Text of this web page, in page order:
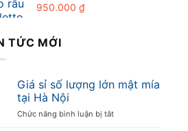
950.000 ₫
TỨC MỚI
Giá sỉ số lượng lớn mật mía
tại Hà Nội
Chức năng bình luận bị tắtở